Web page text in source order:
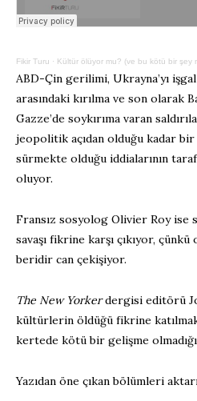
Fikir Turu · Kültür ölüyor mu? (ve bu kötü bir şey
ABD-Çin gerilimi, Ukrayna’yı
arasındaki kırılma ve son olarak
Gazze’de soykırıma varan
jeopolitik açıdan olduğu kadar bir
sürmekte olduğu iddialarının
oluyor.
Fransız sosyolog Olivier Roy ise
savaşı fikrine karşı çıkıyor,
beridir can çekişiyor.
The New Yorkerdergisi editörü
kültürlerin öldüğü fikrine
kertede kötü bir gelişme
Yazıdan öne çıkan bölümleri